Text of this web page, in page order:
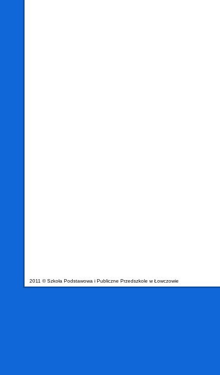
2011 © Szkoła Podstawowa i Publiczne Przedszkole w Łowczowie